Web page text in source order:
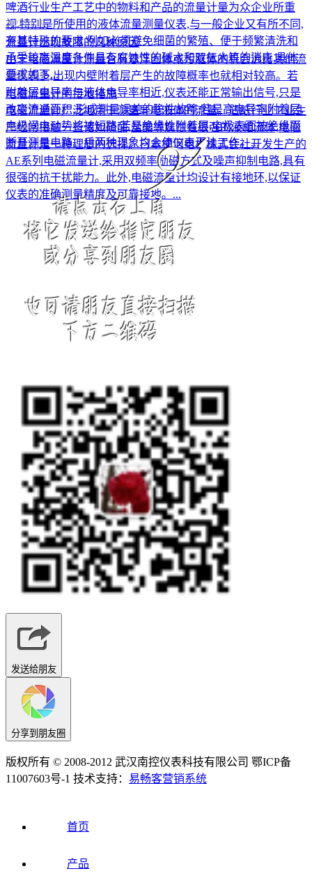
​啤酒行业生产工艺中的物料和产品的流量计量为众企业所重
视,特别是所使用的液体流量测量仪表,与一般企业又有所不同,
有其特殊的要求,例如必须避免细菌的繁殖、便于频繁清洗和
承受较高温度条件具有腐蚀性的碱水和双氧水等的消毒,具体
要求如下...
2022-01-19
流量计出现故障的几种原因
由于电磁流量计测量含有悬浮固体或污脏体的机会远比其他流
量仪表多,出现内壁附着层产生的故障概率也就相对较高。若
附着层电导率与液体电导率相近,仪表还能正常输出信号,只是
改变流通面积,形成测量误差的隐性故障;若是高电导率附着层,
电极间电动势将被短路;若是绝缘性附着层,电极表面被绝缘而
断开测量电路。后两种现象均会使仪表无法工作。...
2022-01-19
电磁流量计的接地措施
电磁流量计广泛地用于测量导电液体的流量。造纸行业工业生
产经常接触一些诸如硫酸,盐酸等腐蚀性很强的液相流体,电磁
流量计是一种理想的选择。日本横河电机株式会社开发生产的
AE系列电磁流量计,采用双频率励磁方式及噪声抑制电路,具有
很强的抗干扰能力。此外,电磁流量计均设计有接地环,以保证
仪表的准确测量精度及可靠接地。...
2022-01-12
发送给朋友
分享到朋友圈
版权所有 © 2008-2012 武汉南控仪表科技有限公司 鄂ICP备
11007603号-1 技术支持： 易畅客营销系统
首页
产品